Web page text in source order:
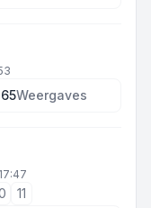
Weergaves
11